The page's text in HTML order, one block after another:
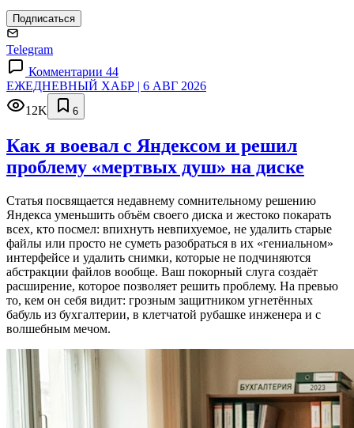
Подписаться
Telegram
Комментарии 44
ЕЖЕДНЕВНЫЙ ХАБР | 6 АВГ 2026
12K
6
Как я воевал с Яндексом и решил
проблему «мертвых душ» на диске
Статья посвящается недавнему сомнительному решению
Яндекса уменьшить объём своего диска и жестоко покарать
всех, кто посмел: впихнуть невпихуемое, не удалить старые
файлы или просто не суметь разобраться в их «гениальном»
интерфейсе и удалить снимки, которые не подчиняются
абстракции файлов вообще. Ваш покорный слуга создаёт
расширение, которое позволяет решить проблему. На превью
то, кем он себя видит: грозным защитником угнетённых
бабуль из бухгалтерии, в клетчатой рубашке инженера и с
волшебным мечом.